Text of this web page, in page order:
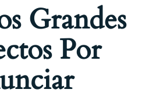
Grandes
Por